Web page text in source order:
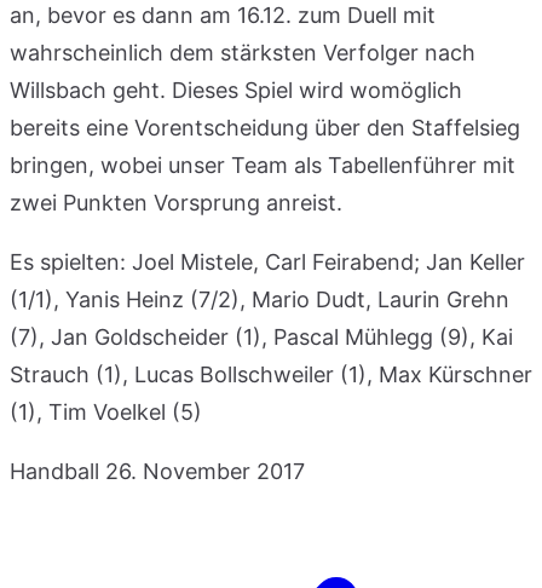
an, bevor es dann am 16.12. zum Duell mit
wahrscheinlich dem stärksten Verfolger nach
Willsbach geht. Dieses Spiel wird womöglich
bereits eine Vorentscheidung über den Staffelsieg
bringen, wobei unser Team als Tabellenführer mit
zwei Punkten Vorsprung anreist.
Es spielten: Joel Mistele, Carl Feirabend; Jan Keller
(1/1), Yanis Heinz (7/2), Mario Dudt, Laurin Grehn
(7), Jan Goldscheider (1), Pascal Mühlegg (9), Kai
Strauch (1), Lucas Bollschweiler (1), Max Kürschner
(1), Tim Voelkel (5)
Handball 26. November 2017